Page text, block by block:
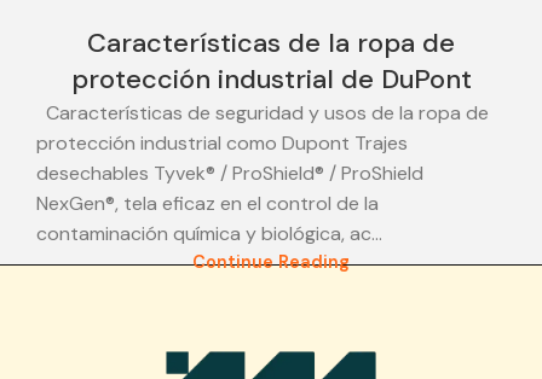
Características de la ropa de
protección industrial de DuPont
Características de seguridad y usos de la ropa de
protección industrial como Dupont Trajes
desechables Tyvek® / ProShield® / ProShield
NexGen®, tela eficaz en el control de la
contaminación química y biológica, ac...
Continue Reading